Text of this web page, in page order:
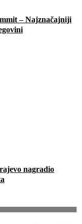
– Najznačajniji
nagradio